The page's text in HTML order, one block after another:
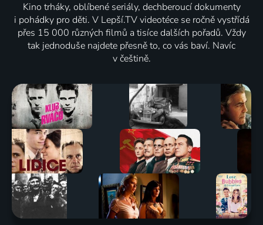
2017 | USA
Kino trháky, oblíbené seriály, dechberoucí dokumenty
i pohádky pro děti. V Lepší.TV videotéce se ročně vystřídá
přes 15 000 různých filmů a tisíce dalších pořadů. Vždy
tak jednoduše najdete přesně to, co vás baví. Navíc
v češtině.